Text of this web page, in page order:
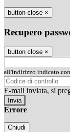
button close ×
Recupero
button close ×
all'indirizzo indicato
E-mail inviata, si
Errore
Chiudi